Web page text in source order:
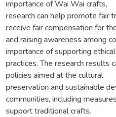
importance of Wai Wai crafts,
research can help promote fair
receive fair compensation for
and raising awareness among
importance of supporting
practices. The research results
policies aimed at the cultural
preservation and sustainable
communities, including
support traditional crafts.